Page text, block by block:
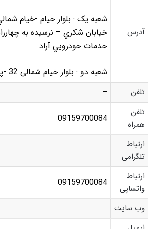
آدرس
خيابان شکري – نرسيده به
خدمات خودرويي آراد
شعبه دو : بلوار خیام شمالی 32 -پلاک 86
تلفن –
تلفن
همراه
09159700084
ارتباط
تلگرامی
ارتباط
واتساپی
09159700084
وب سایت